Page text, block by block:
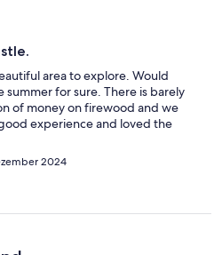
area to explore. Would
for sure. There is barely
of money on firewood and we
experience and loved the
2024